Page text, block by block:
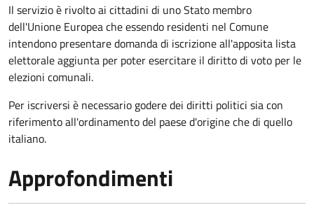
Il servizio è rivolto ai cittadini di uno Stato membro
dell'Unione Europea che essendo residenti nel Comune
intendono presentare domanda di iscrizione all'apposita lista
elettorale aggiunta per poter esercitare il diritto di voto per le
elezioni comunali.
Per iscriversi è necessario godere dei diritti politici sia con
riferimento all'ordinamento del paese d'origine che di quello
italiano.
Approfondimenti